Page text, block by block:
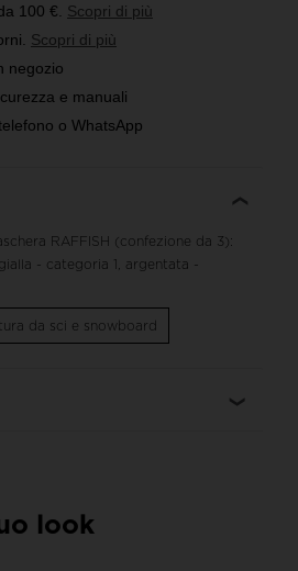
100 €. Scopri di più
Scopri di più
negozio
e manuali
o WhatsApp
RAFFISH (confezione da 3):
- categoria 1, argentata -
da sci e snowboard
look